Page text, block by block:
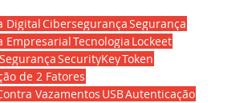
Digital CibersegurançaSegurança
EmpresarialTecnologia Lockeet
SecurityKeyToken
de 2 Fatores
Vazamentos USBAutenticação